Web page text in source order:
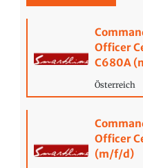
Officer
C680A
Österreich
Officer
(m/f/d)